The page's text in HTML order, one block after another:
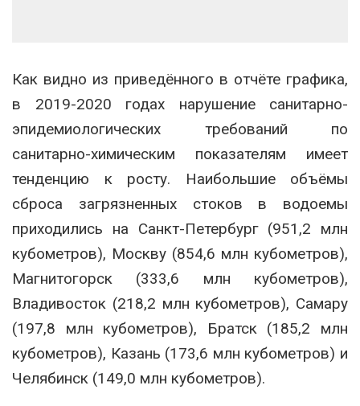
Как видно из приведённого в отчёте графика,
в 2019-2020 годах нарушение санитарно-
эпидемиологических требований по
санитарно-химическим показателям имеет
тенденцию к росту. Наибольшие объёмы
сброса загрязненных стоков в водоемы
приходились на Санкт-Петербург (951,2 млн
кубометров), Москву (854,6 млн кубометров),
Магнитогорск (333,6 млн кубометров),
Владивосток (218,2 млн кубометров), Самару
(197,8 млн кубометров), Братск (185,2 млн
кубометров), Казань (173,6 млн кубометров) и
Челябинск (149,0 млн кубометров).